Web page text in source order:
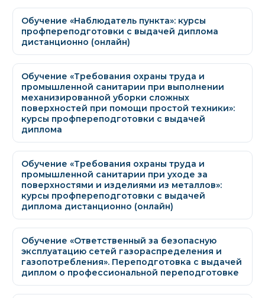
Обучение «Наблюдатель пункта»: курсы
профпереподготовки с выдачей диплома
дистанционно (онлайн)
Обучение «Требования охраны труда и
промышленной санитарии при выполнении
механизированной уборки сложных
поверхностей при помощи простой техники»:
курсы профпереподготовки с выдачей
диплома
Обучение «Требования охраны труда и
промышленной санитарии при уходе за
поверхностями и изделиями из металлов»:
курсы профпереподготовки с выдачей
диплома дистанционно (онлайн)
Обучение «Ответственный за безопасную
эксплуатацию сетей газораспределения и
газопотребления». Переподготовка с выдачей
диплом о профессиональной переподготовке